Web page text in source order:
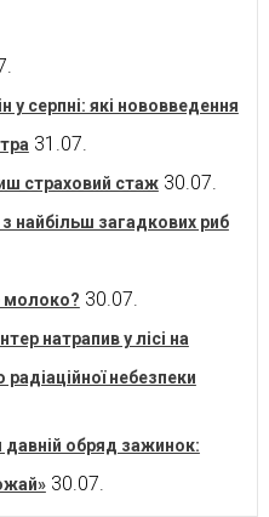
у серпні: які нововведення
31.07.
страховий стаж 30.07.
найбільш загадкових риб
молоко? 30.07.
натрапив у лісі на
небезпеки
давній обряд зажинок:
30.07.